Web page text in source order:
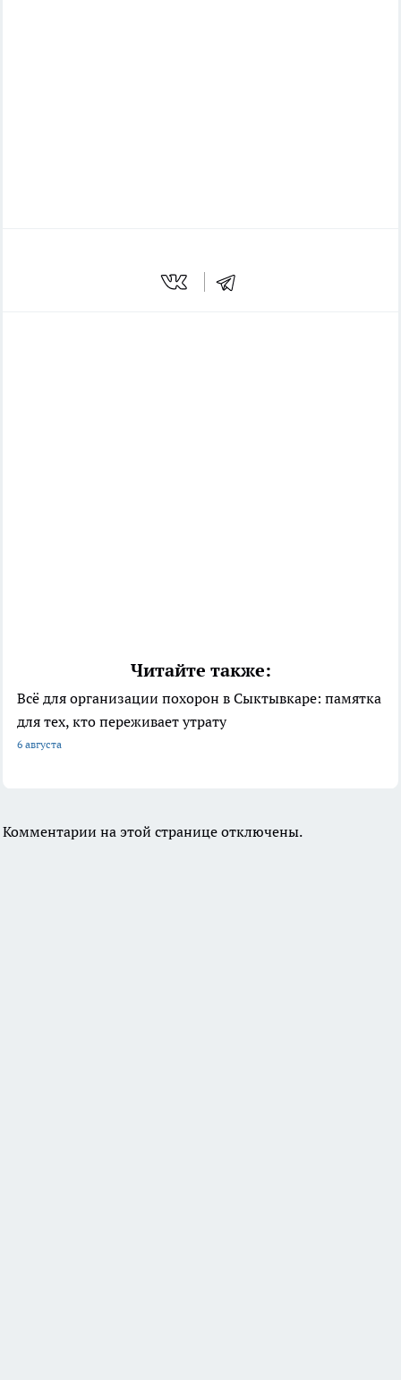
Читайте также:
Всё для организации похорон в Сыктывкаре: памятка
для тех, кто переживает утрату
6 августа
Комментарии на этой странице отключены.